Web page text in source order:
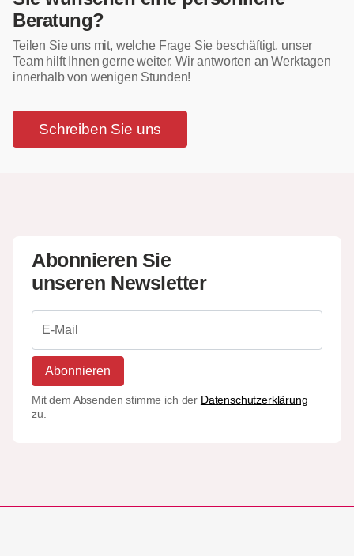
Beratung?
Teilen Sie uns mit, welche Frage Sie beschäftigt, unser
Team hilft Ihnen gerne weiter. Wir antworten an Werktagen
innerhalb von wenigen Stunden!
Schreiben Sie uns
Abonnieren Sie
unseren Newsletter
Abonnieren
Mit dem Absenden stimme ich der Datenschutzerklärung
zu.